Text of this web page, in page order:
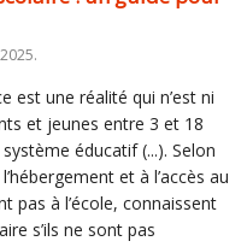
est une réalité qui n’est ni
et jeunes entre 3 et 18
éducatif (...). Selon
et à l’accès au
pas à l’école, connaissent
s’ils ne sont pas